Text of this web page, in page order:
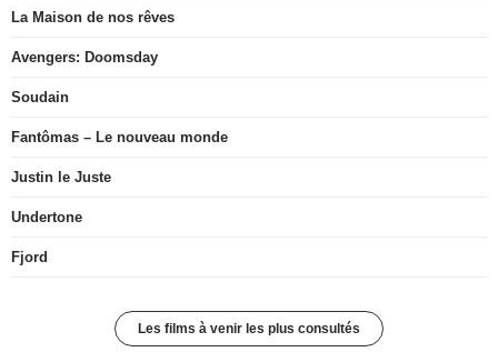
La Maison de nos rêves
Avengers: Doomsday
Soudain
Fantômas – Le nouveau monde
Justin le Juste
Undertone
Fjord
Les films à venir les plus consultés